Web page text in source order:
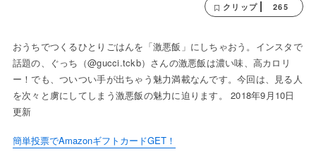
クリップ 265
おうちでつくるひとりごはんを「激悪飯」にしちゃおう。インスタで
話題の、ぐっち（@gucci.tckb）さんの激悪飯は濃い味、高カロリ
ー！でも、ついつい手が出ちゃう魅力満載なんです。今回は、見る人
を次々と虜にしてしまう激悪飯の魅力に迫ります。 2018年9月10日
更新
簡単投票でAmazonギフトカードGET！